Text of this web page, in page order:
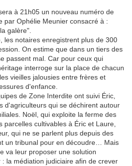
à 21h05 un nouveau numéro de
par Ophélie Meunier consacré à :
galère".
les notaires enregistrent plus de 300
On estime que dans un tiers des
passent mal. Car pour ceux qui
interroge sur la place de chacun
vieilles jalousies entre frères et
d'enfance.
de Zone Interdite ont suivi Éric,
d'agriculteurs qui se déchirent autour
Noël, qui exploite la ferme des
parcelles cultivables à Éric et Laure,
qui ne se parlent plus depuis des
un tribunal pour en découdre… Mais
va leur proposer une solution
la médiation judiciaire afin de crever